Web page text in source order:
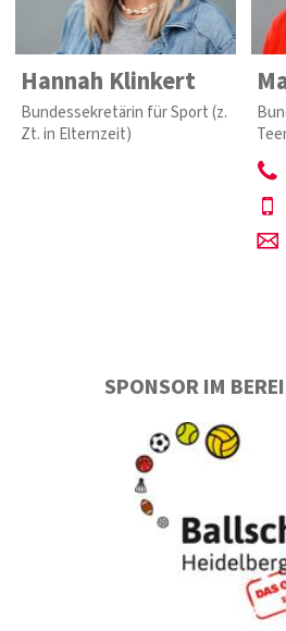
Hannah Klinkert
Bundessekretärin für Sport (z.
Zt. in Elternzeit)
SPONSOR IM